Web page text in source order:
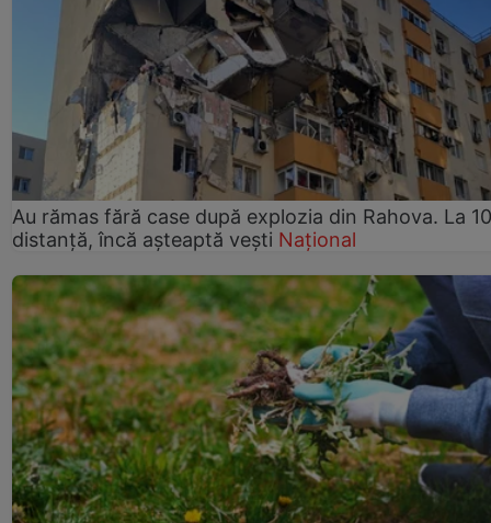
Au rămas fără case după explozia din Rahova. La
distanță, încă așteaptă vești Național